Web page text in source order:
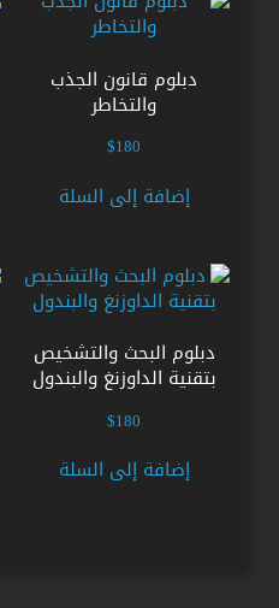
دبلوم قانون الجذب
والتخاطر
$180
إضافة إلى السلة
دبلوم البحث والتشخيص
بتقنية الداوزنغ والبندول
$180
إضافة إلى السلة